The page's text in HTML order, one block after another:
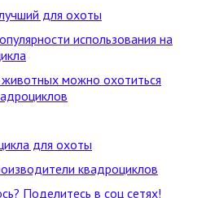
для охоты
использования на
можно охотиться
для охоты
квадроциклов
Поделитесь в соц сетях!